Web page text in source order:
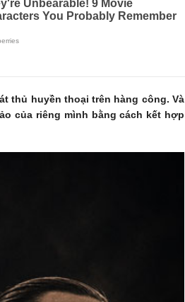
thủ huyền thoại trên hàng công. Và
của riêng mình bằng cách kết hợp